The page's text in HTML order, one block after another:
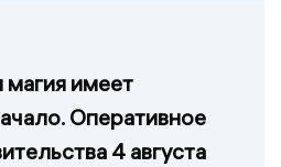
магия имеет
Оперативное
4 августа